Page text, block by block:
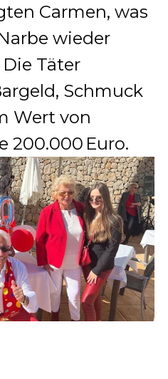
Carmen, was
wieder
Die Täter
Schmuck
Wert von
200.000 Euro.